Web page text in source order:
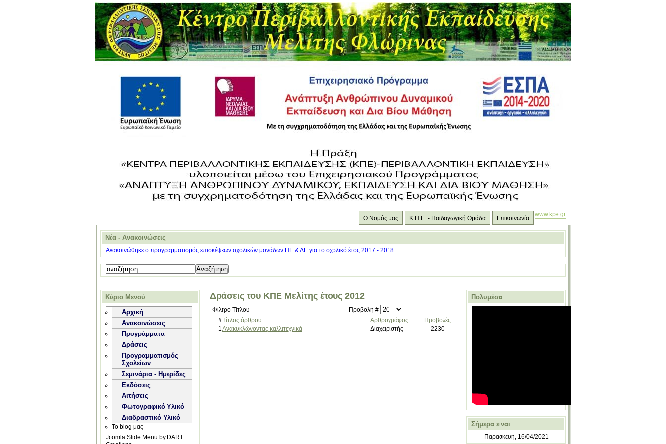
www.kpe.gr
Επικοινωνία
Κ.Π.Ε. - Παιδαγωγική Ομάδα
Ο Νομός μας
Νέα - Ανακοινώσεις
Ανακοινώθηκε ο προγραμματισμός επισκέψεων σχολικών μονάδων ΠΕ & ΔΕ για το σχολικό έτος 2017 - 2018.
Κύριο Μενού
Αρχική
Ανακοινώσεις
Προγράμματα
Δράσεις
Προγραμματισμός
Σχολείων
Σεμινάρια - Ημερίδες
Εκδόσεις
Αιτήσεις
Φωτογραφικό Υλικό
Διαδραστικό Υλικό
Το blog μας
Joomla Slide Menu by DART
Δράσεις του ΚΠΕ Μελίτης έτους 2012
Φίλτρο Τίτλου
Προβολή #
#Τίτλος άρθρου Αρθρογράφος
Προβολές
1 Ανακυκλώνοντας καλλιτεχνικά Διαχειριστής 2230
Πολυμέσα
Σήμερα είναι
Παρασκευή, 16/04/2021